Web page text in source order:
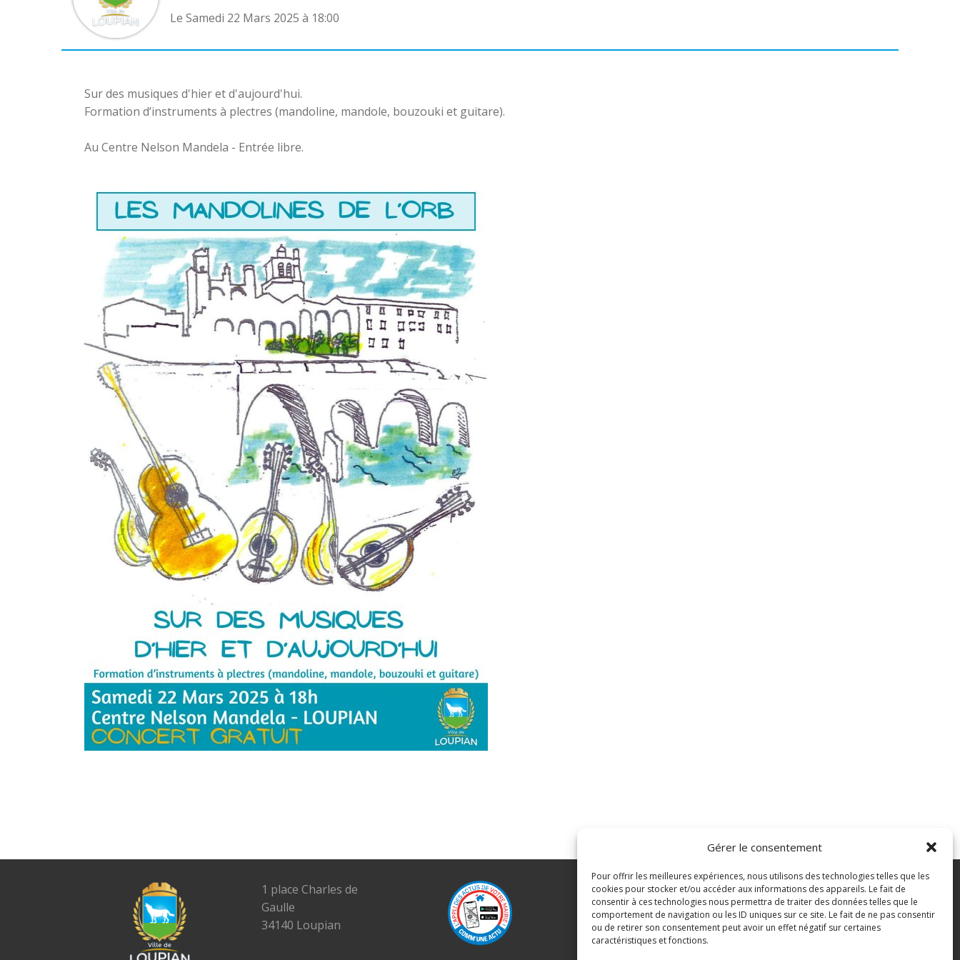
Gérer le consentement
Pour offrir les meilleures expériences, nous utilisons des technologies telles que les
cookies pour stocker et/ou accéder aux informations des appareils. Le fait de
consentir à ces technologies nous permettra de traiter des données telles que le
comportement de navigation ou les ID uniques sur ce site. Le fait de ne pas consentir
ou de retirer son consentement peut avoir un effet négatif sur certaines
caractéristiques et fonctions.
Le Samedi 22 Mars 2025 à 18:00
Sur des musiques d'hier et d'aujourd'hui.
Formation d’instruments à plectres (mandoline, mandole, bouzouki et guitare).
Au Centre Nelson Mandela - Entrée libre.
1 place Charles de
Gaulle
34140 Loupian
Tél. : 04 67 43 82 07
E-mail :
mairie@loupian.fr
Mentions légales